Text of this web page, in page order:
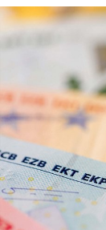
Mehr lesen